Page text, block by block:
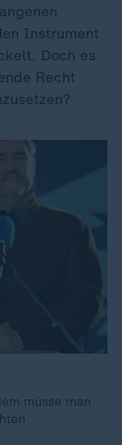
Instrument
Doch es
Recht
müsse man